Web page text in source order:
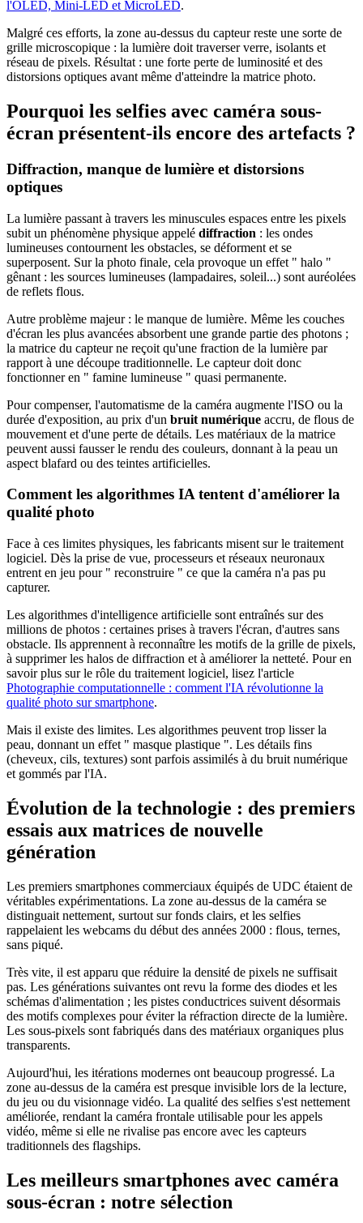
l'OLED, Mini-LED et MicroLED.
Malgré ces efforts, la zone au-dessus du capteur reste une sorte de
grille microscopique : la lumière doit traverser verre, isolants et
réseau de pixels. Résultat : une forte perte de luminosité et des
distorsions optiques avant même d'atteindre la matrice photo.
Pourquoi les selfies avec caméra sous-
écran présentent-ils encore des artefacts ?
Diffraction, manque de lumière et distorsions
optiques
La lumière passant à travers les minuscules espaces entre les pixels
subit un phénomène physique appelé diffraction : les ondes
lumineuses contournent les obstacles, se déforment et se
superposent. Sur la photo finale, cela provoque un effet " halo "
gênant : les sources lumineuses (lampadaires, soleil...) sont auréolées
de reflets flous.
Autre problème majeur : le manque de lumière. Même les couches
d'écran les plus avancées absorbent une grande partie des photons ;
la matrice du capteur ne reçoit qu'une fraction de la lumière par
rapport à une découpe traditionnelle. Le capteur doit donc
fonctionner en " famine lumineuse " quasi permanente.
Pour compenser, l'automatisme de la caméra augmente l'ISO ou la
durée d'exposition, au prix d'un bruit numérique accru, de flous de
mouvement et d'une perte de détails. Les matériaux de la matrice
peuvent aussi fausser le rendu des couleurs, donnant à la peau un
aspect blafard ou des teintes artificielles.
Comment les algorithmes IA tentent d'améliorer la
qualité photo
Face à ces limites physiques, les fabricants misent sur le traitement
logiciel. Dès la prise de vue, processeurs et réseaux neuronaux
entrent en jeu pour " reconstruire " ce que la caméra n'a pas pu
capturer.
Les algorithmes d'intelligence artificielle sont entraînés sur des
millions de photos : certaines prises à travers l'écran, d'autres sans
obstacle. Ils apprennent à reconnaître les motifs de la grille de pixels,
à supprimer les halos de diffraction et à améliorer la netteté. Pour en
savoir plus sur le rôle du traitement logiciel, lisez l'article
Photographie computationnelle : comment l'IA révolutionne la
qualité photo sur smartphone.
Mais il existe des limites. Les algorithmes peuvent trop lisser la
peau, donnant un effet " masque plastique ". Les détails fins
(cheveux, cils, textures) sont parfois assimilés à du bruit numérique
et gommés par l'IA.
Évolution de la technologie : des premiers
essais aux matrices de nouvelle
génération
Les premiers smartphones commerciaux équipés de UDC étaient de
véritables expérimentations. La zone au-dessus de la caméra se
distinguait nettement, surtout sur fonds clairs, et les selfies
rappelaient les webcams du début des années 2000 : flous, ternes,
sans piqué.
Très vite, il est apparu que réduire la densité de pixels ne suffisait
pas. Les générations suivantes ont revu la forme des diodes et les
schémas d'alimentation ; les pistes conductrices suivent désormais
des motifs complexes pour éviter la réfraction directe de la lumière.
Les sous-pixels sont fabriqués dans des matériaux organiques plus
transparents.
Aujourd'hui, les itérations modernes ont beaucoup progressé. La
zone au-dessus de la caméra est presque invisible lors de la lecture,
du jeu ou du visionnage vidéo. La qualité des selfies s'est nettement
améliorée, rendant la caméra frontale utilisable pour les appels
vidéo, même si elle ne rivalise pas encore avec les capteurs
traditionnels des flagships.
Les meilleurs smartphones avec caméra
sous-écran : notre sélection